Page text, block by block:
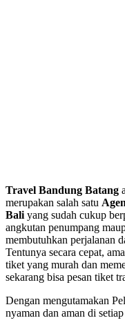
Travel Bandung Batang
merupakan salah satu
Baliyang sudah cukup
angkutan penumpang
membutuhkan perjalanan
Tentunya secara cepat,
tiket yang murah dan
sekarang bisa pesan tiket
Dengan mengutamakan
nyaman dan aman di